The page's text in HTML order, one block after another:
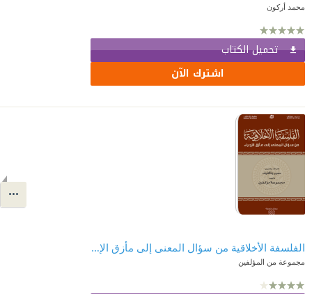
محمد أركون
تحميل الكتاب
اشترك الآن
الفلسفة الأخلاقية من سؤال المعنى إلى مأزق الإجراء
مجموعة من المؤلفين